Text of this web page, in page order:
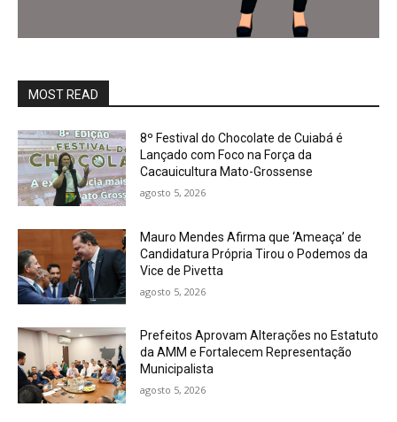
MOST READ
8º Festival do Chocolate de Cuiabá é
Lançado com Foco na Força da
Cacauicultura Mato-Grossense
agosto 5, 2026
Mauro Mendes Afirma que ‘Ameaça’ de
Candidatura Própria Tirou o Podemos da
Vice de Pivetta
agosto 5, 2026
Prefeitos Aprovam Alterações no Estatuto
da AMM e Fortalecem Representação
Municipalista
agosto 5, 2026